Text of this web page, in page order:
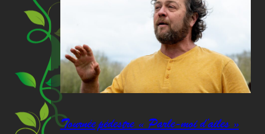
Tournée pédestre « Parle-moi d’ailes »